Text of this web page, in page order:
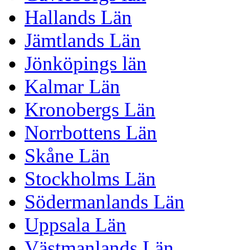
Hallands Län
Jämtlands Län
Jönköpings län
Kalmar Län
Kronobergs Län
Norrbottens Län
Skåne Län
Stockholms Län
Södermanlands Län
Uppsala Län